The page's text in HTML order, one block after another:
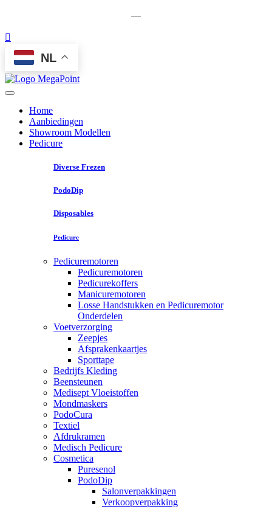
—
NL
Home
Aanbiedingen
Showroom Modellen
Pedicure
Diverse Frezen
PodoDip
Disposables
Pedicure
Pedicuremotoren
Pedicuremotoren
Pedicurekoffers
Manicuremotoren
Losse Handstukken en Pedicuremotor
Onderdelen
Voetverzorging
Zeepjes
Afsprakenkaartjes
Sporttape
Bedrijfs Kleding
Beensteunen
Medisept Vloeistoffen
Mondmaskers
PodoCura
Textiel
Afdrukramen
Medisch Pedicure
Cosmetica
Puresenol
PodoDip
Salonverpakkingen
Verkoopverpakking